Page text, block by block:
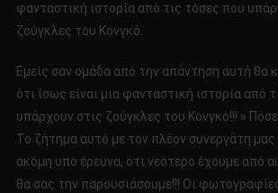
φανταστική ιστορία από τις τόσες που
ζούγκλες του Κονγκό.
Εμείς σαν ομάδα από την απάντηση αυτή θα
ότι ίσως είναι μια φανταστική ιστορία από
υπάρχουν στις ζούγκλες του Κονγκό!!! »
Το ζήτημα αυτό με τον πλέον συνεργάτη μας
ακόμη υπό έρευνα, ότι νεότερο έχουμε από
θα σας την παρουσιάσουμε!!! Οι